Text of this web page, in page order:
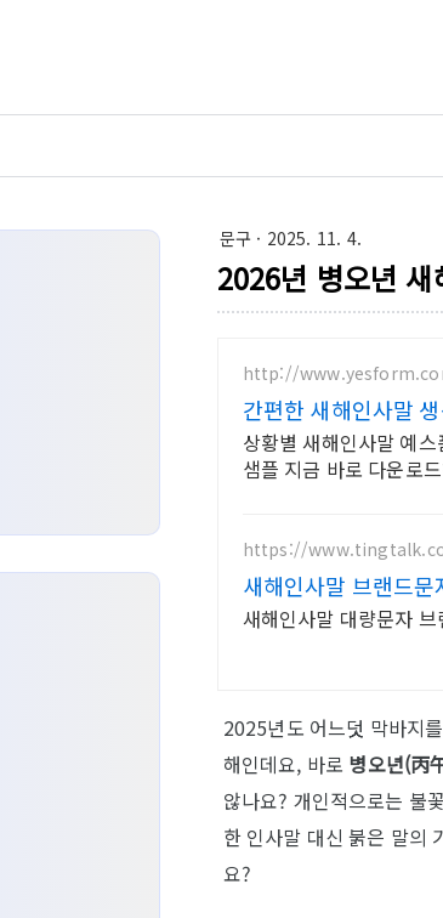
문구· 2025. 11. 4.
2026년 병오년
http://
간편한 새해인사말
상황별 새해인사말 예
샘플 지금 바로 다운로
https://
새해인사말 브랜드문
새해인사말 대량문자
2025년도 어느덧 막바지
해인데요, 바로 병오년(丙
않나요? 개인적으로는 불
한 인사말 대신 붉은 말의
요?